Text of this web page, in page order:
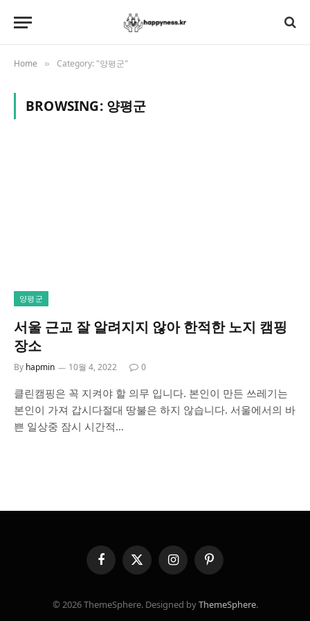
Home » Category: "양평군"
BROWSING: 양평군
양평군
서울 근교 잘 알려지지 않아 한적한 노지 캠핑
장소
By hapmin 10월 4, 2022 0
클린캠핑은 꼭 지켜야 할 의무 입니다. 본인이 만든 쓰레기는
본인이 가져 갑시다절대 땅불은 하지 않습니다. 서울에서의 바
쁜 일상중 잠시 시간적…
FacebookX
(Twitter)
InstagramPinterest
© 2026 ThemeSphere. Designed byThemeSphere.